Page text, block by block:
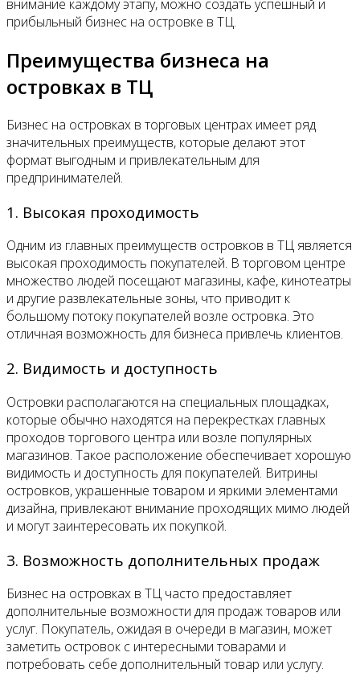
внимание каждому этапу, можно создать успешный и
прибыльный бизнес на островке в ТЦ.
Преимущества бизнеса на
островках в ТЦ
Бизнес на островках в торговых центрах имеет ряд
значительных преимуществ, которые делают этот
формат выгодным и привлекательным для
предпринимателей.
1. Высокая проходимость
Одним из главных преимуществ островков в ТЦ является
высокая проходимость покупателей. В торговом центре
множество людей посещают магазины, кафе, кинотеатры
и другие развлекательные зоны, что приводит к
большому потоку покупателей возле островка. Это
отличная возможность для бизнеса привлечь клиентов.
2. Видимость и доступность
Островки располагаются на специальных площадках,
которые обычно находятся на перекрестках главных
проходов торгового центра или возле популярных
магазинов. Такое расположение обеспечивает хорошую
видимость и доступность для покупателей. Витрины
островков, украшенные товаром и яркими элементами
дизайна, привлекают внимание проходящих мимо людей
и могут заинтересовать их покупкой.
3. Возможность дополнительных продаж
Бизнес на островках в ТЦ часто предоставляет
дополнительные возможности для продаж товаров или
услуг. Покупатель, ожидая в очереди в магазин, может
заметить островок с интересными товарами и
потребовать себе дополнительный товар или услугу.